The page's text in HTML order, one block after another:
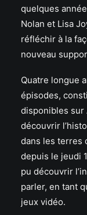
quelques
Nolan et Lisa
réfléchir à la
nouveau
Quatre longue
épisodes,
disponibles sur
découvrir
dans les terres
depuis le jeudi
pu découvrir
parler, en tant
jeux vidéo.